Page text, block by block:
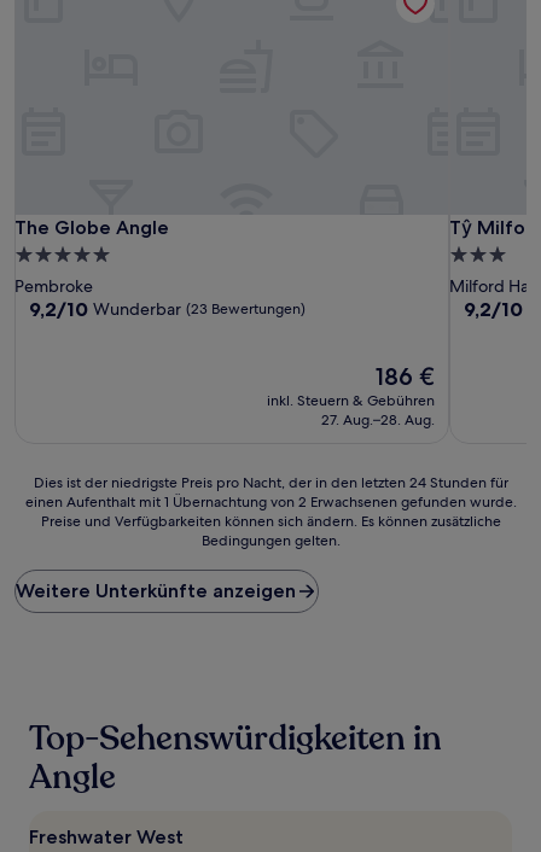
The Globe Angle
The Globe Angle
5.0-
Sterne-
Unterkunft
Pembroke
9.2
9,2/10 Wunderbar (23 Bewertungen)
Der
Preis
beträgt
186 €
inkl. Steuern & Gebühren
27. Aug.–28. Aug.
Tŷ
Tŷ
3.0-
Sterne-
Milford
9.2
9,2/10
Dies
ist
Preis
pro
Nacht,
24 Stunden
einen
Aufenthalt
1 Übernachtung
Dies ist der niedrigste Preis pro Nacht, der in den letzten 24 Stunden für
einen Aufenthalt mit 1 Übernachtung von 2 Erwachsenen gefunden wurde.
Preise und Verfügbarkeiten können sich ändern. Es können zusätzliche
Bedingungen gelten.
Weitere Unterkünfte anzeigen
Top-Sehenswürdigkeiten in
Angle
Freshwater West